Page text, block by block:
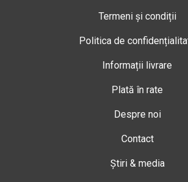
Termeni și condiții
Politica de
Informații livrare
Plată în rate
Despre noi
Contact
Știri & media